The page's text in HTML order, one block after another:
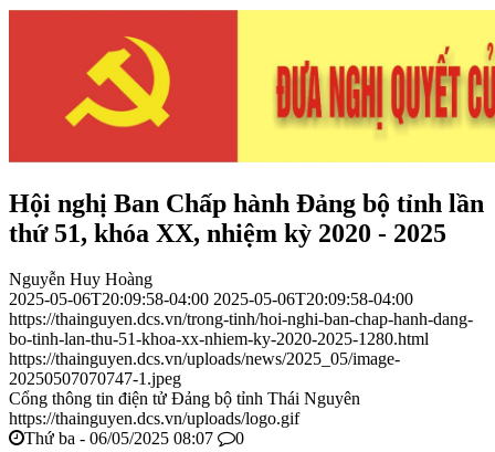
Hội nghị Ban Chấp hành Đảng bộ tỉnh lần
thứ 51, khóa XX, nhiệm kỳ 2020 - 2025
Nguyễn Huy Hoàng
2025-05-06T20:09:58-04:00 2025-05-06T20:09:58-04:00
https://thainguyen.dcs.vn/trong-tinh/hoi-nghi-ban-chap-hanh-dang-
bo-tinh-lan-thu-51-khoa-xx-nhiem-ky-2020-2025-1280.html
https://thainguyen.dcs.vn/uploads/news/2025_05/image-
20250507070747-1.jpeg
Cổng thông tin điện tử Đảng bộ tỉnh Thái Nguyên
https://thainguyen.dcs.vn/uploads/logo.gif
Thứ ba - 06/05/2025 08:07
0